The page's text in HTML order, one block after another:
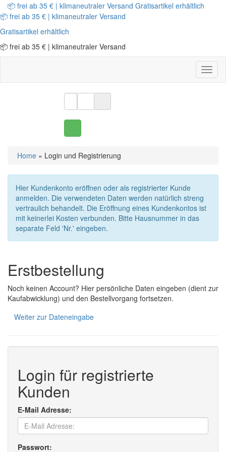
📦 frei ab 35 € | klimaneutraler Versand Gratisartikel erhältlich
📦 frei ab 35 € | klimaneutraler Versand
Gratisartikel erhältlich
📦 frei ab 35 € | klimaneutraler Versand
Home » Login und Registrierung
Hier Kundenkonto eröffnen oder als registrierter Kunde
anmelden. Die verwendeten Daten werden natürlich streng
vertraulich behandelt. Die Eröffnung eines Kundenkontos ist
mit keinerlei Kosten verbunden. Bitte Hausnummer in das
separate Feld 'Nr.' eingeben.
Erstbestellung
Noch keinen Account? Hier persönliche Daten eingeben (dient zur
Kaufabwicklung) und den Bestellvorgang fortsetzen.
Weiter zur Dateneingabe
Login für registrierte
Kunden
E-Mail Adresse:
Passwort: